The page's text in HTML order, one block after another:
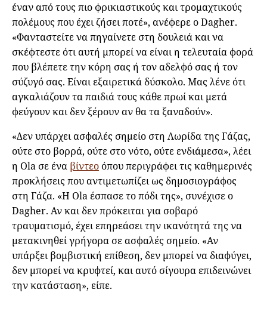
έναν από τους πιο φρικιαστικούς και τρομαχτικούς
πολέμους που έχει ζήσει ποτέ», ανέφερε ο Dagher.
«Φανταστείτε να πηγαίνετε στη δουλειά και να
σκέφτεστε ότι αυτή μπορεί να είναι η τελευταία φορά
που βλέπετε την κόρη σας ή τον αδελφό σας ή τον
σύζυγό σας. Είναι εξαιρετικά δύσκολο. Μας λένε ότι
αγκαλιάζουν τα παιδιά τους κάθε πρωί και μετά
φεύγουν και δεν ξέρουν αν θα τα ξαναδούν».
«Δεν υπάρχει ασφαλές σημείο στη Λωρίδα της Γάζας,
ούτε στο βορρά, ούτε στο νότο, ούτε ενδιάμεσα», λέει
η Ola σε ένα βίντεοόπου περιγράφει τις καθημερινές
προκλήσεις που αντιμετωπίζει ως δημοσιογράφος
στη Γάζα. «Η Ola έσπασε το πόδι της», συνέχισε ο
Dagher. Αν και δεν πρόκειται για σοβαρό
τραυματισμό, έχει επηρεάσει την ικανότητά της να
μετακινηθεί γρήγορα σε ασφαλές σημείο. «Αν
υπάρξει βομβιστική επίθεση, δεν μπορεί να διαφύγει,
δεν μπορεί να κρυφτεί, και αυτό σίγουρα επιδεινώνει
την κατάσταση», είπε.